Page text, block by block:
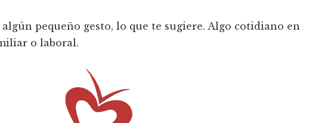
pequeño gesto, lo que te sugiere. Algo cotidiano en
o laboral.